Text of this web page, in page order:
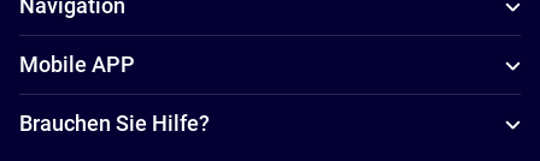
Navigation
Mobile APP
Brauchen Sie Hilfe?